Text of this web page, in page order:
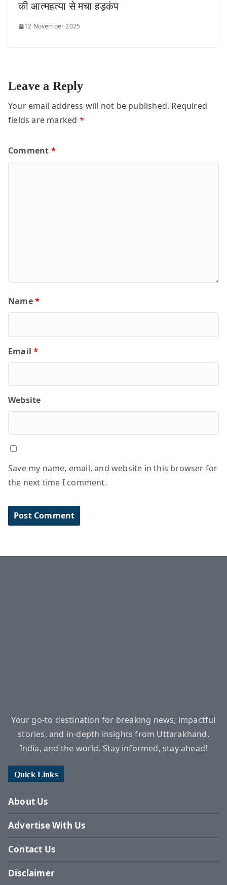
की आत्महत्या से मचा हड़कंप
12 November 2025
Leave a Reply
Your email address will not be published. Required
fields are marked *
Comment *
Name*
Email*
Website
Save my name, email, and website in this browser for
the next time I comment.
Your go-to destination for breaking news, impactful
stories, and in-depth insights from Uttarakhand,
India, and the world. Stay informed, stay ahead!
Quick Links
About Us
Advertise With Us
Contact Us
Disclaimer